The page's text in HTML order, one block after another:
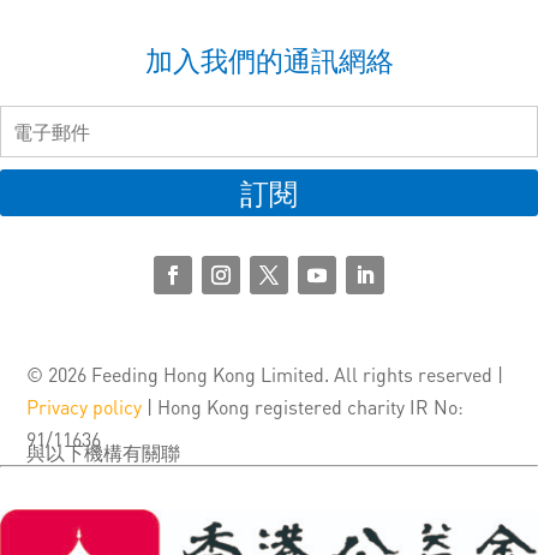
加入我們的通訊網絡
訂閱
© 2026 Feeding Hong Kong Limited. All rights reserved |
Privacy policy | Hong Kong registered charity IR No:
91/11636
與以下機構有關聯